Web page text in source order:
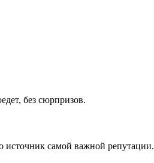
без сюрпризов.
источник самой важной репутации.